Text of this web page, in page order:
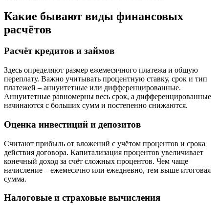
Какие бывают виды финансовых
расчётов
Расчёт кредитов и займов
Здесь определяют размер ежемесячного платежа и общую
переплату. Важно учитывать процентную ставку, срок и тип
платежей – аннуитетные или дифференцированные.
Аннуитетные равномерны весь срок, а дифференцированные
начинаются с больших сумм и постепенно снижаются.
Оценка инвестиций и депозитов
Считают прибыль от вложений с учётом процентов и срока
действия договора. Капитализация процентов увеличивает
конечный доход за счёт сложных процентов. Чем чаще
начисление – ежемесячно или ежедневно, тем выше итоговая
сумма.
Налоговые и страховые вычисления